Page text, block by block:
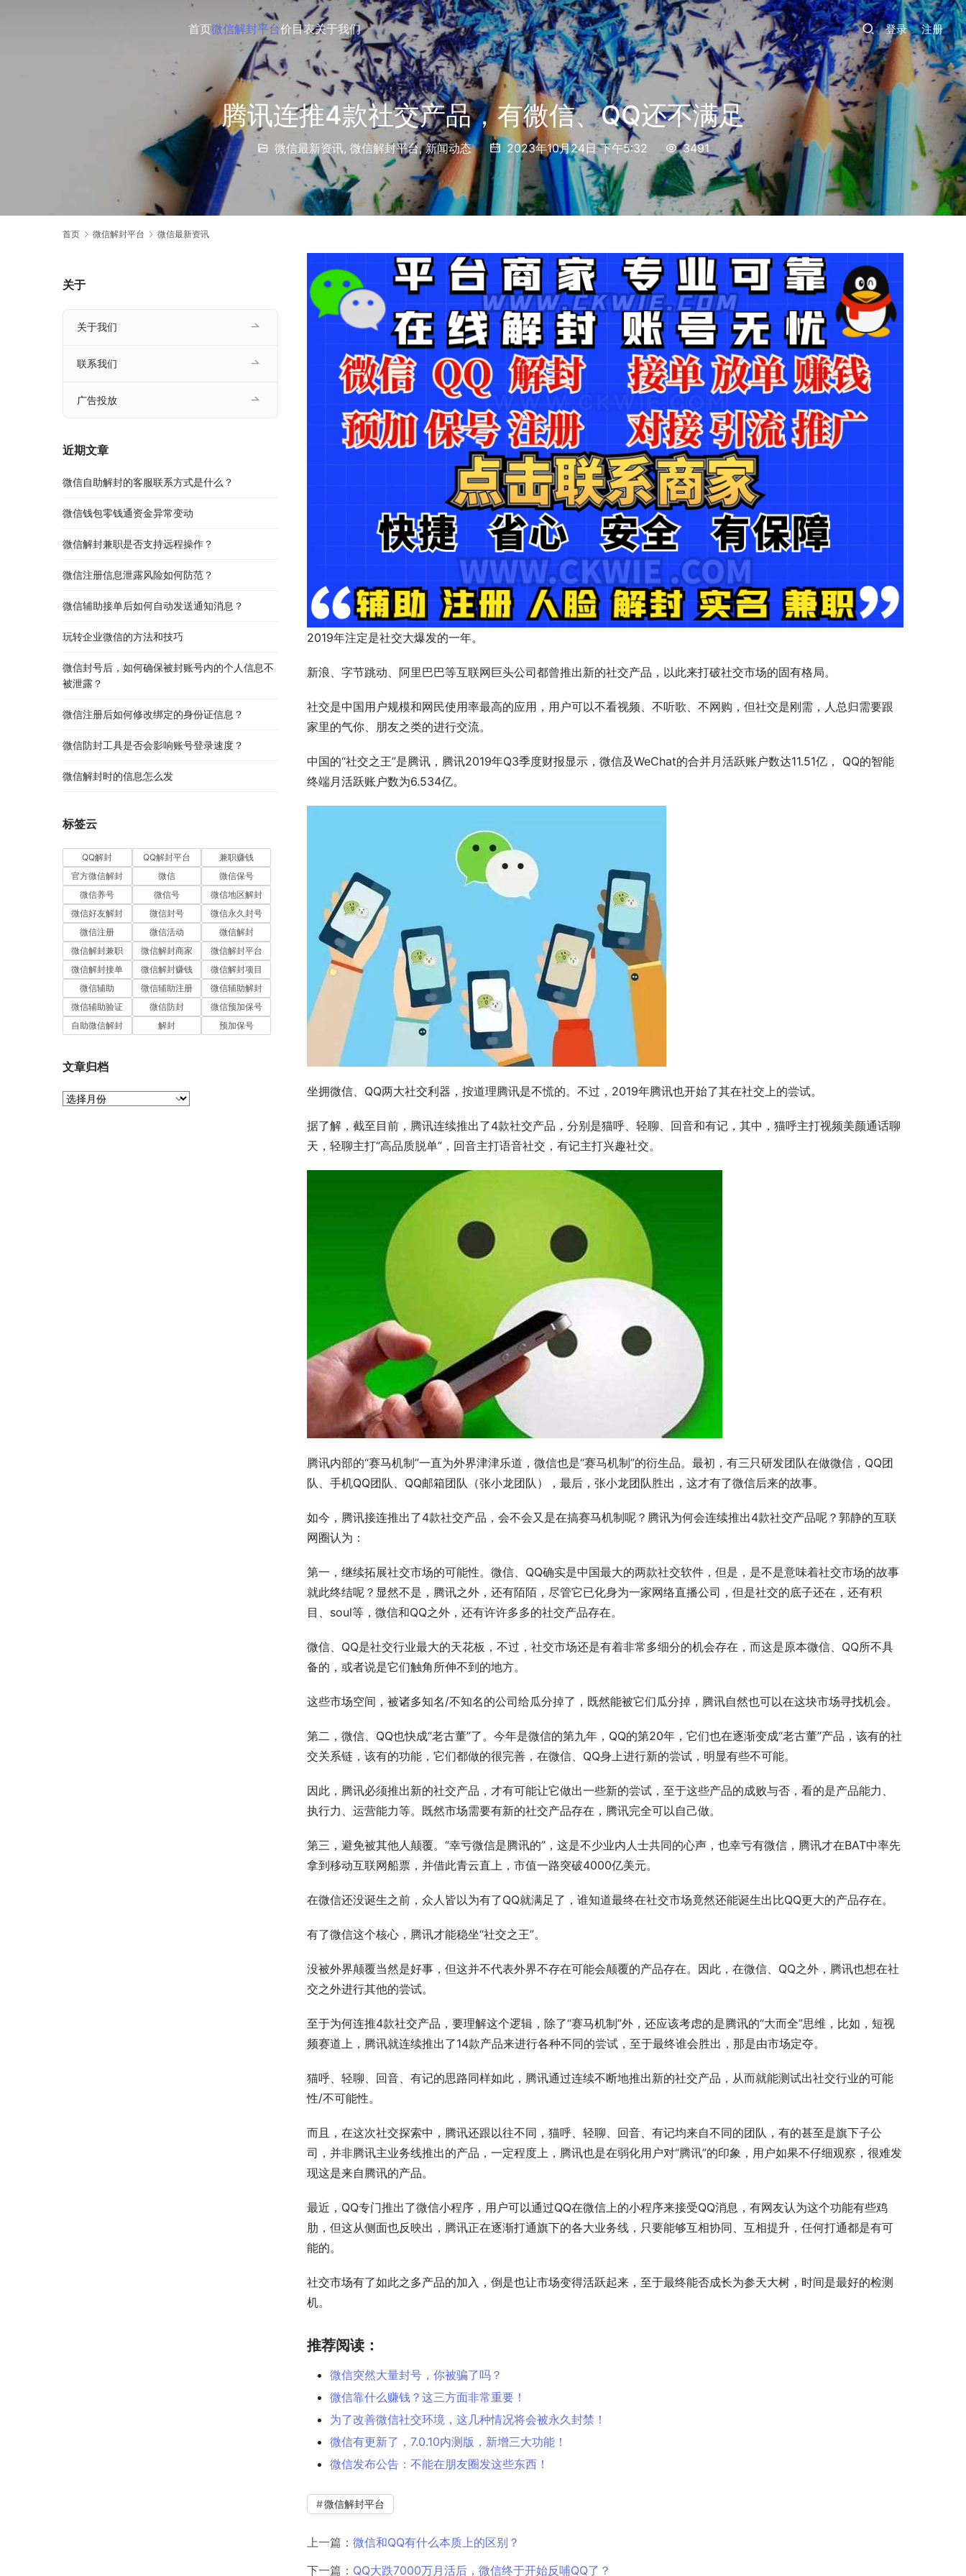
首页微信解封平台价目表关于我们 登录 注册
腾讯连推4款社交产品，有微信、QQ还不满足
微信最新资讯, 微信解封平台,新闻动态 2023年10月24日 下午5:32 3491
首页 微信解封平台 微信最新资讯
2019年注定是社交大爆发的一年。
新浪、字节跳动、阿里巴巴等互联网巨头公司都曾推出新的社交产品，以此来打破社交市场的固有格局。
社交是中国用户规模和网民使用率最高的应用，用户可以不看视频、不听歌、不网购，但社交是刚需，人总归需要跟
家里的气你、朋友之类的进行交流。
中国的“社交之王”是腾讯，腾讯2019年Q3季度财报显示，微信及WeChat的合并月活跃账户数达11.51亿， QQ的智能
终端月活跃账户数为6.534亿。
坐拥微信、QQ两大社交利器，按道理腾讯是不慌的。不过，2019年腾讯也开始了其在社交上的尝试。
据了解，截至目前，腾讯连续推出了4款社交产品，分别是猫呼、轻聊、回音和有记，其中，猫呼主打视频美颜通话聊
天，轻聊主打“高品质脱单”，回音主打语音社交，有记主打兴趣社交。
腾讯内部的“赛马机制”一直为外界津津乐道，微信也是“赛马机制”的衍生品。最初，有三只研发团队在做微信，QQ团
队、手机QQ团队、QQ邮箱团队（张小龙团队），最后，张小龙团队胜出，这才有了微信后来的故事。
如今，腾讯接连推出了4款社交产品，会不会又是在搞赛马机制呢？腾讯为何会连续推出4款社交产品呢？郭静的互联
网圈认为：
第一，继续拓展社交市场的可能性。微信、QQ确实是中国最大的两款社交软件，但是，是不是意味着社交市场的故事
就此终结呢？显然不是，腾讯之外，还有陌陌，尽管它已化身为一家网络直播公司，但是社交的底子还在，还有积
目、soul等，微信和QQ之外，还有许许多多的社交产品存在。
微信、QQ是社交行业最大的天花板，不过，社交市场还是有着非常多细分的机会存在，而这是原本微信、QQ所不具
备的，或者说是它们触角所伸不到的地方。
这些市场空间，被诸多知名/不知名的公司给瓜分掉了，既然能被它们瓜分掉，腾讯自然也可以在这块市场寻找机会。
第二，微信、QQ也快成“老古董”了。今年是微信的第九年，QQ的第20年，它们也在逐渐变成“老古董”产品，该有的社
交关系链，该有的功能，它们都做的很完善，在微信、QQ身上进行新的尝试，明显有些不可能。
因此，腾讯必须推出新的社交产品，才有可能让它做出一些新的尝试，至于这些产品的成败与否，看的是产品能力、
执行力、运营能力等。既然市场需要有新的社交产品存在，腾讯完全可以自己做。
第三，避免被其他人颠覆。“幸亏微信是腾讯的”，这是不少业内人士共同的心声，也幸亏有微信，腾讯才在BAT中率先
拿到移动互联网船票，并借此青云直上，市值一路突破4000亿美元。
在微信还没诞生之前，众人皆以为有了QQ就满足了，谁知道最终在社交市场竟然还能诞生出比QQ更大的产品存在。
有了微信这个核心，腾讯才能稳坐“社交之王”。
没被外界颠覆当然是好事，但这并不代表外界不存在可能会颠覆的产品存在。因此，在微信、QQ之外，腾讯也想在社
交之外进行其他的尝试。
至于为何连推4款社交产品，要理解这个逻辑，除了“赛马机制”外，还应该考虑的是腾讯的“大而全”思维，比如，短视
频赛道上，腾讯就连续推出了14款产品来进行各种不同的尝试，至于最终谁会胜出，那是由市场定夺。
猫呼、轻聊、回音、有记的思路同样如此，腾讯通过连续不断地推出新的社交产品，从而就能测试出社交行业的可能
性/不可能性。
而且，在这次社交探索中，腾讯还跟以往不同，猫呼、轻聊、回音、有记均来自不同的团队，有的甚至是旗下子公
司，并非腾讯主业务线推出的产品，一定程度上，腾讯也是在弱化用户对“腾讯”的印象，用户如果不仔细观察，很难发
现这是来自腾讯的产品。
最近，QQ专门推出了微信小程序，用户可以通过QQ在微信上的小程序来接受QQ消息，有网友认为这个功能有些鸡
肋，但这从侧面也反映出，腾讯正在逐渐打通旗下的各大业务线，只要能够互相协同、互相提升，任何打通都是有可
能的。
社交市场有了如此之多产品的加入，倒是也让市场变得活跃起来，至于最终能否成长为参天大树，时间是最好的检测
机。
推荐阅读：
微信突然大量封号，你被骗了吗？
微信靠什么赚钱？这三方面非常重要！
为了改善微信社交环境，这几种情况将会被永久封禁！
微信有更新了，7.0.10内测版，新增三大功能！
微信发布公告：不能在朋友圈发这些东西！
微信解封平台
上一篇： 微信和QQ有什么本质上的区别？
下一篇： QQ大跌7000万月活后，微信终于开始反哺QQ了？
关于
关于我们
联系我们
广告投放
近期文章
微信自助解封的客服联系方式是什么？
微信钱包零钱通资金异常变动
微信解封兼职是否支持远程操作？
微信注册信息泄露风险如何防范？
微信辅助接单后如何自动发送通知消息？
玩转企业微信的方法和技巧
微信封号后，如何确保被封账号内的个人信息不
被泄露？
微信注册后如何修改绑定的身份证信息？
微信防封工具是否会影响账号登录速度？
微信解封时的信息怎么发
标签云
QQ解封 QQ解封平台
兼职赚钱
官方微信解封
微信
微信保号
微信养号
微信号
微信地区解封
微信好友解封
微信封号
微信永久封号
微信注册
微信活动
微信解封
微信解封兼职
微信解封商家
微信解封平台
微信解封接单
微信解封赚钱
微信解封项目
微信辅助
微信辅助注册
微信辅助解封
微信辅助验证
微信防封
微信预加保号
自助微信解封
解封 预加保号
文章归档
文